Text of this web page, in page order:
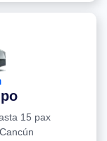
15 pax